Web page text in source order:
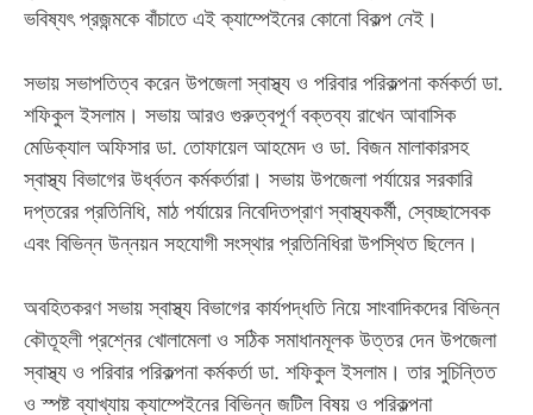
ভবিষ্যৎ প্রজন্মকে বাঁচাতে এই ক্যাম্পেইনের কোনো বিকল্প নেই।
‎​সভায় সভাপতিত্ব করেন উপজেলা স্বাস্থ্য ও পরিবার পরিকল্পনা কর্মকর্তা ডা.
শফিকুল ইসলাম। সভায় আরও গুরুত্বপূর্ণ বক্তব্য রাখেন আবাসিক
মেডিক্যাল অফিসার ডা. তোফায়েল আহমেদ ও ডা. বিজন মালাকারসহ
স্বাস্থ্য বিভাগের উর্ধ্বতন কর্মকর্তারা। সভায় উপজেলা পর্যায়ের সরকারি
দপ্তরের প্রতিনিধি, মাঠ পর্যায়ের নিবেদিতপ্রাণ স্বাস্থ্যকর্মী, স্বেচ্ছাসেবক
এবং বিভিন্ন উন্নয়ন সহযোগী সংস্থার প্রতিনিধিরা উপস্থিত ছিলেন।
‎​অবহিতকরণ সভায় স্বাস্থ্য বিভাগের কার্যপদ্ধতি নিয়ে সাংবাদিকদের বিভিন্ন
কৌতূহলী প্রশ্নের খোলামেলা ও সঠিক সমাধানমূলক উত্তর দেন উপজেলা
স্বাস্থ্য ও পরিবার পরিকল্পনা কর্মকর্তা ডা. শফিকুল ইসলাম। তার সুচিন্তিত
ও স্পষ্ট ব্যাখ্যায় ক্যাম্পেইনের বিভিন্ন জটিল বিষয় ও পরিকল্পনা